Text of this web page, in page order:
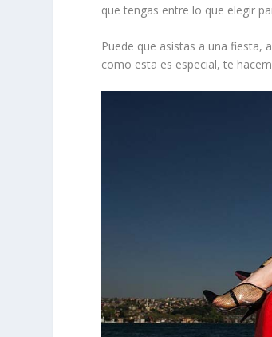
que tengas entre lo que elegir
Puede que asistas a una fiesta,
como esta es especial, te